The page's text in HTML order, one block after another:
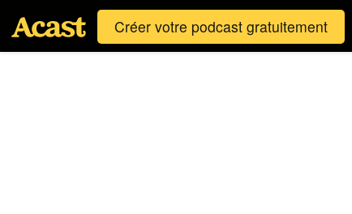
Créer votre podcast gratuitement